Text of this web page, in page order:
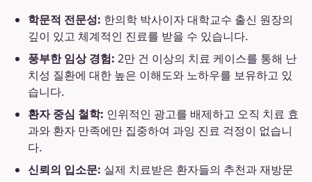
학문적 전문성: 한의학 박사이자 대학교수 출신 원장의
깊이 있고 체계적인 진료를 받을 수 있습니다.
풍부한 임상 경험: 2만 건 이상의 치료 케이스를 통해 난
치성 질환에 대한 높은 이해도와 노하우를 보유하고 있
습니다.
환자 중심 철학: 인위적인 광고를 배제하고 오직 치료 효
과와 환자 만족에만 집중하여 과잉 진료 걱정이 없습니
다.
신뢰의 입소문: 실제 치료받은 환자들의 추천과 재방문